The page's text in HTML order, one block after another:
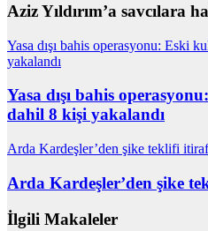
Aziz Yıldırım’a savcılara
Yasa dışı bahis operasyonu: Eski
yakalandı
Yasa dışı bahis
dahil 8 kişi yakalandı
Arda Kardeşler’den şike teklifi
Arda Kardeşler’den şike
İlgili Makaleler